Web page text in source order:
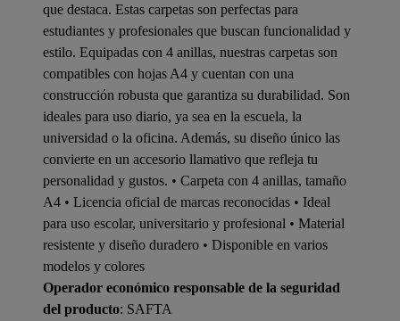
que destaca. Estas carpetas son perfectas para
estudiantes y profesionales que buscan funcionalidad y
estilo. Equipadas con 4 anillas, nuestras carpetas son
compatibles con hojas A4 y cuentan con una
construcción robusta que garantiza su durabilidad. Son
ideales para uso diario, ya sea en la escuela, la
universidad o la oficina. Además, su diseño único las
convierte en un accesorio llamativo que refleja tu
personalidad y gustos. • Carpeta con 4 anillas, tamaño
A4 • Licencia oficial de marcas reconocidas • Ideal
para uso escolar, universitario y profesional • Material
resistente y diseño duradero • Disponible en varios
modelos y colores
Operador económico responsable de la seguridad
del producto: SAFTA